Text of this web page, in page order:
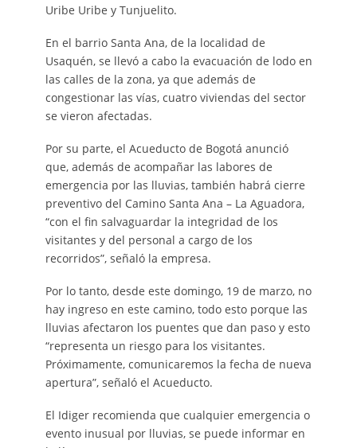
Uribe Uribe y Tunjuelito.
En el barrio Santa Ana, de la localidad de
Usaquén, se llevó a cabo la evacuación de lodo en
las calles de la zona, ya que además de
congestionar las vías, cuatro viviendas del sector
se vieron afectadas.
Por su parte, el Acueducto de Bogotá anunció
que, además de acompañar las labores de
emergencia por las lluvias, también habrá cierre
preventivo del Camino Santa Ana – La Aguadora,
“con el fin salvaguardar la integridad de los
visitantes y del personal a cargo de los
recorridos”, señaló la empresa.
Por lo tanto, desde este domingo, 19 de marzo, no
hay ingreso en este camino, todo esto porque las
lluvias afectaron los puentes que dan paso y esto
“representa un riesgo para los visitantes.
Próximamente, comunicaremos la fecha de nueva
apertura”, señaló el Acueducto.
El Idiger recomienda que cualquier emergencia o
evento inusual por lluvias, se puede informar en